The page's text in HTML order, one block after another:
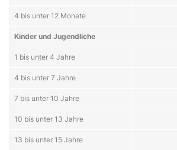
4 bis unter 12 Monate
Kinder und Jugendliche
1 bis unter 4 Jahre
4 bis unter 7 Jahre
7 bis unter 10 Jahre
10 bis unter 13 Jahre
13 bis unter 15 Jahre